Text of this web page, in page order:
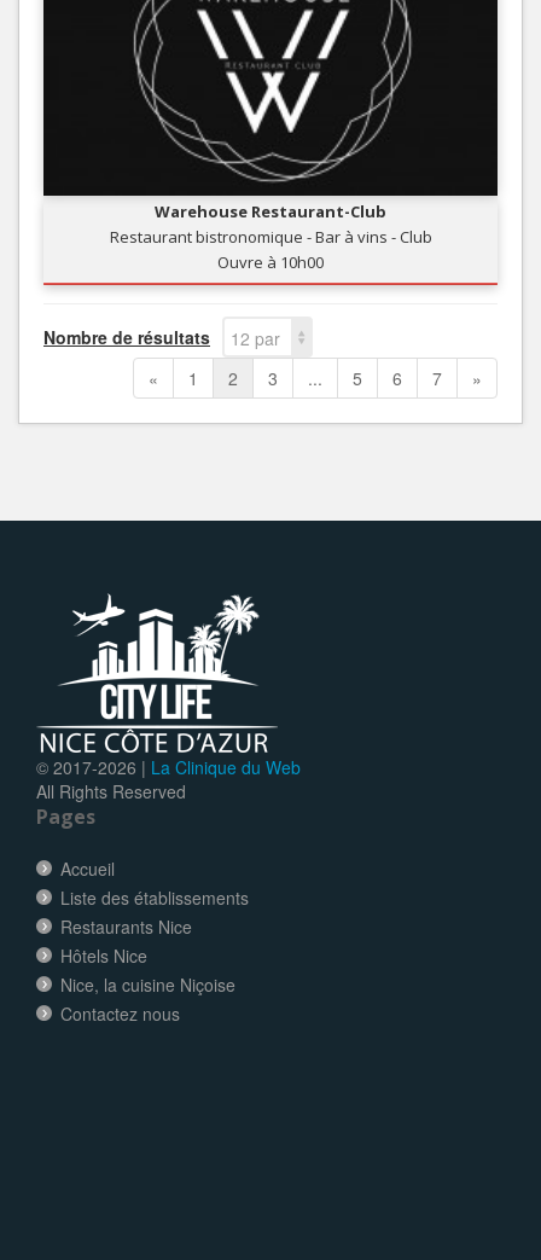
Warehouse Restaurant-Club
Restaurant bistronomique - Bar à vins - Club
Ouvre à 10h00
Nombre de résultats
12 par
page
« 1 2 3 ... 5 6 7 »
© 2017-2026 | La Clinique du Web
All Rights Reserved
Pages
Accueil
Liste des établissements
Restaurants Nice
Hôtels Nice
Nice, la cuisine Niçoise
Contactez nous